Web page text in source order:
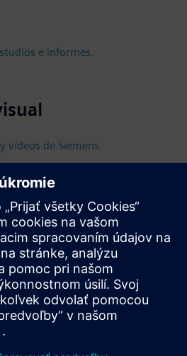
e informes.
vídeos de Siemens.